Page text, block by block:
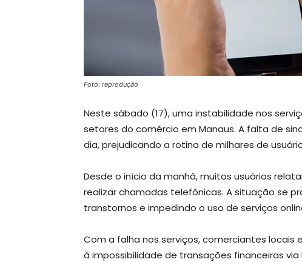
Foto: reprodução
Neste sábado (17), uma instabilidade nos
setores do comércio em Manaus. A falta de
dia, prejudicando a rotina de milhares de
Desde o início da manhã, muitos usuários
realizar chamadas telefônicas. A situação se
transtornos e impedindo o uso de serviços
Com a falha nos serviços, comerciantes
à impossibilidade de transações financeiras